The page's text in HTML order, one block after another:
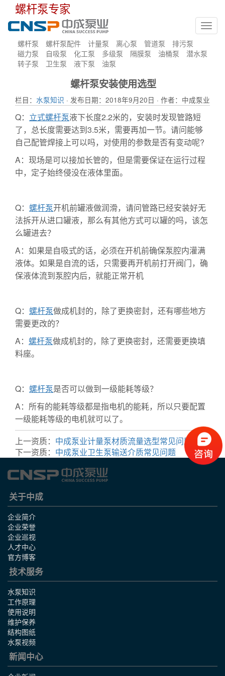
螺杆泵专家
螺杆泵 螺杆泵配件 计量泵 离心泵 管道泵
排污泵
磁力泵
自吸泵 化工泵 多级泵 隔膜泵 油桶泵
潜水泵
转子泵
卫生泵 液下泵 油泵
螺杆泵安装使用选型
栏目： 水泵知识 · 发布日期：2018年9月20日 · 作者：中成泵业
Q： 立式螺杆泵液下长度2.2米的，安装时发现管路短
了，总长度需要达到3.5米，需要再加一节。请问能够
自己配管焊接上可以吗，对使用的参数是否有变动呢?
A：现场是可以接加长管的，但是需要保证在运行过程
中，定子始终侵没在液体里面。
Q： 螺杆泵开机前罐液做润滑，请问管路已经安装好无
法拆开从进口罐液，那么有其他方式可以罐的吗，该怎
么罐进去？
A：如果是自吸式的话，必须在开机前确保泵腔内灌满
液体。如果是自流的话，只需要再开机前打开阀门，确
保液体流到泵腔内后，就能正常开机
Q： 螺杆泵做成机封的，除了更换密封，还有哪些地方
需要更改的？
A： 螺杆泵做成机封的，除了更换密封，还需要更换填
料座。
Q： 螺杆泵是否可以做到一级能耗等级？
A：所有的能耗等级都是指电机的能耗，所以只要配置
一级能耗等级的电机就可以了。
上一资质： 中成泵业计量泵材质流量选型常见问题
下一资质： 中成泵业卫生泵输送介质常见问题
关于中成
企业简介
企业荣誉
企业巡视
人才中心
官方博客
技术服务
水泵知识
工作原理
使用说明
维护保养
结构图纸
水泵视频
新闻中心